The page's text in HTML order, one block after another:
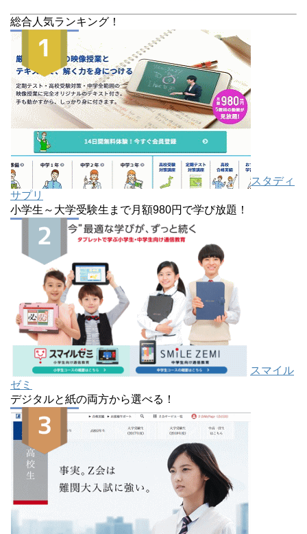
総合人気ランキング！
スタディ
サプリ
小学生～大学受験生まで月額980円で学び放題！
スマイル
ゼミ
デジタルと紙の両方から選べる！